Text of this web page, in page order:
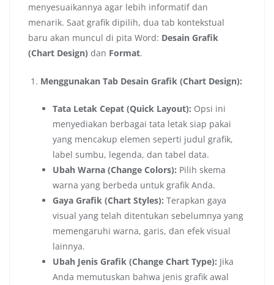
menyesuaikannya agar lebih informatif dan
menarik. Saat grafik dipilih, dua tab kontekstual
baru akan muncul di pita Word: Desain Grafik
(Chart Design) dan Format.
Menggunakan Tab Desain Grafik (Chart Design):
Tata Letak Cepat (Quick Layout): Opsi ini
menyediakan berbagai tata letak siap pakai
yang mencakup elemen seperti judul grafik,
label sumbu, legenda, dan tabel data.
Ubah Warna (Change Colors): Pilih skema
warna yang berbeda untuk grafik Anda.
Gaya Grafik (Chart Styles): Terapkan gaya
visual yang telah ditentukan sebelumnya yang
memengaruhi warna, garis, dan efek visual
lainnya.
Ubah Jenis Grafik (Change Chart Type): Jika
Anda memutuskan bahwa jenis grafik awal